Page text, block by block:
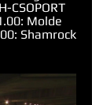
CSOPORT
Molde
Shamrock